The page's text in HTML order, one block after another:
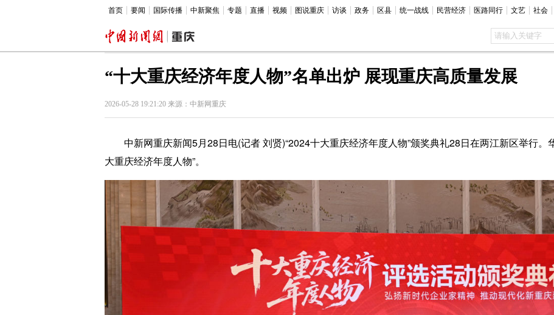
首页 要闻 国际传播 中新聚焦 专题 直播 视频 图说重庆 访谈 政务 区县 统一战线 民营经济 医路同行 文艺 社会
“十大重庆经济年度人物”名单出炉 展现重庆高质量发展
2026-05-28 19:21:20 来源：中新网重庆
中新网重庆新闻5月28日电(记者 刘贤)“2024十大重庆经济年度人物”颁奖典礼28日在两江新区举行。
大重庆经济年度人物”。